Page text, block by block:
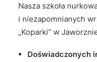
Nasza szkoła
i niezapomnianych
„Koparki” w
Doświadczonych